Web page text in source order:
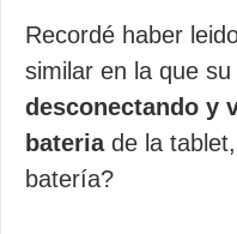
Recordé haber
similar en la que
desconectando y
bateriade la
batería?